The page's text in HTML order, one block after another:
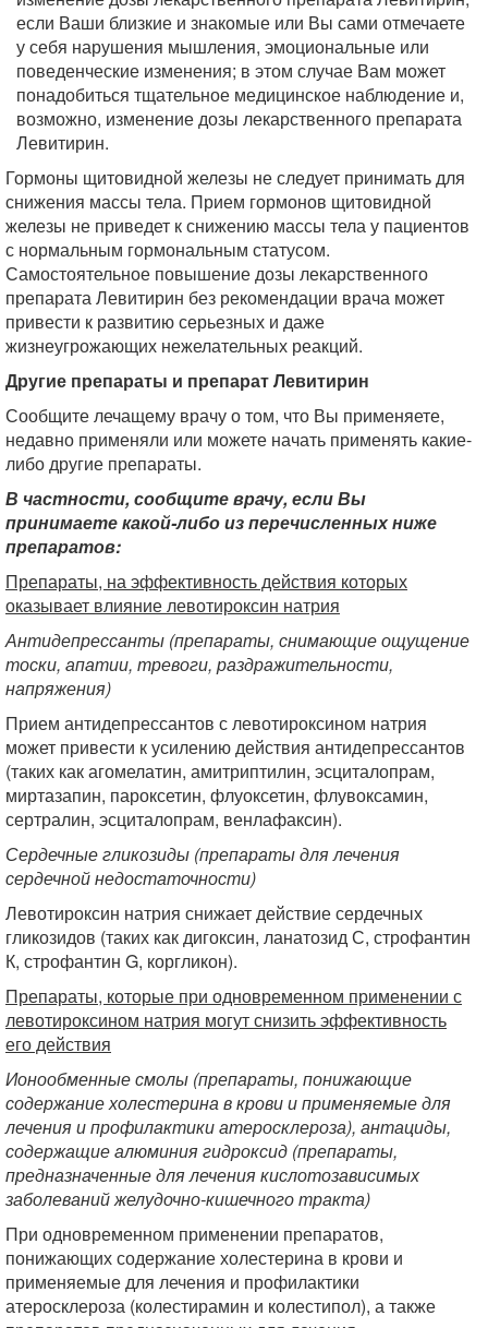
если Ваши близкие и знакомые или Вы сами отмечаете
у себя нарушения мышления, эмоциональные или
поведенческие изменения; в этом случае Вам может
понадобиться тщательное медицинское наблюдение и,
возможно, изменение дозы лекарственного препарата
Левитирин.
Гормоны щитовидной железы не следует принимать для
снижения массы тела. Прием гормонов щитовидной
железы не приведет к снижению массы тела у пациентов
с нормальным гормональным статусом.
Самостоятельное повышение дозы лекарственного
препарата Левитирин без рекомендации врача может
привести к развитию серьезных и даже
жизнеугрожающих нежелательных реакций.
Другие препараты и препарат Левитирин
Сообщите лечащему врачу о том, что Вы применяете,
недавно применяли или можете начать применять какие-
либо другие препараты.
В частности, сообщите врачу, если Вы
принимаете какой-либо из перечисленных ниже
препаратов:
Препараты, на эффективность действия которых
оказывает влияние левотироксин натрия
Антидепрессанты (препараты, снимающие ощущение
тоски, апатии, тревоги, раздражительности,
напряжения)
Прием антидепрессантов с левотироксином натрия
может привести к усилению действия антидепрессантов
(таких как агомелатин, амитриптилин, эсциталопрам,
миртазапин, пароксетин, флуоксетин, флувоксамин,
сертралин, эсциталопрам, венлафаксин).
Сердечные гликозиды (препараты для лечения
сердечной недостаточности)
Левотироксин натрия снижает действие сердечных
гликозидов (таких как дигоксин, ланатозид С, строфантин
К, строфантин G, коргликон).
Препараты, которые при одновременном применении с
левотироксином натрия могут снизить эффективность
его действия
Ионообменные смолы (препараты, понижающие
содержание холестерина в крови и применяемые для
лечения и профилактики атеросклероза), антациды,
содержащие алюминия гидроксид (препараты,
предназначенные для лечения кислотозависимых
заболеваний желудочно-кишечного тракта)
При одновременном применении препаратов,
понижающих содержание холестерина в крови и
применяемые для лечения и профилактики
атеросклероза (колестирамин и колестипол), а также